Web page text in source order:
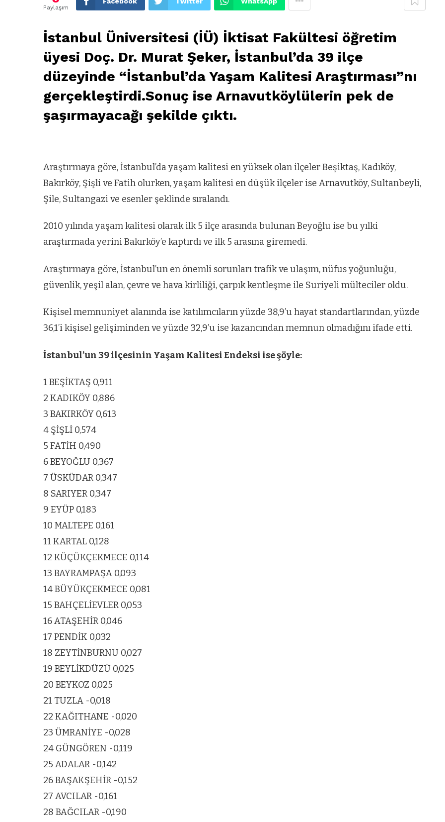
Paylaşım
İstanbul Üniversitesi (İÜ) İktisat Fakültesi öğretim
üyesi Doç. Dr. Murat Şeker, İstanbul’da 39 ilçe
düzeyinde “İstanbul’da Yaşam Kalitesi Araştırması”nı
gerçekleştirdi.Sonuç ise Arnavutköylülerin pek de
şaşırmayacağı şekilde çıktı.
Araştırmaya göre, İstanbul’da yaşam kalitesi en yüksek olan ilçeler Beşiktaş, Kadıköy,
Bakırköy, Şişli ve Fatih olurken, yaşam kalitesi en düşük ilçeler ise Arnavutköy, Sultanbeyli,
Şile, Sultangazi ve esenler şeklinde sıralandı.
2010 yılında yaşam kalitesi olarak ilk 5 ilçe arasında bulunan Beyoğlu ise bu yılki
araştırmada yerini Bakırköy’e kaptırdı ve ilk 5 arasına giremedi.
Araştırmaya göre, İstanbul’un en önemli sorunları trafik ve ulaşım, nüfus yoğunluğu,
güvenlik, yeşil alan, çevre ve hava kirliliği, çarpık kentleşme ile Suriyeli mülteciler oldu.
Kişisel memnuniyet alanında ise katılımcıların yüzde 38,9’u hayat standartlarından, yüzde
36,1’i kişisel gelişiminden ve yüzde 32,9’u ise kazancından memnun olmadığını ifade etti.
İstanbul’un 39 ilçesinin Yaşam Kalitesi Endeksi ise şöyle:
1 BEŞİKTAŞ 0,911
2 KADIKÖY 0,886
3 BAKIRKÖY 0,613
4 ŞİŞLİ 0,574
5 FATİH 0,490
6 BEYOĞLU 0,367
7 ÜSKÜDAR 0,347
8 SARIYER 0,347
9 EYÜP 0,183
10 MALTEPE 0,161
11 KARTAL 0,128
12 KÜÇÜKÇEKMECE 0,114
13 BAYRAMPAŞA 0,093
14 BÜYÜKÇEKMECE 0,081
15 BAHÇELİEVLER 0,053
16 ATAŞEHİR 0,046
17 PENDİK 0,032
18 ZEYTİNBURNU 0,027
19 BEYLİKDÜZÜ 0,025
20 BEYKOZ 0,025
21 TUZLA -0,018
22 KAĞITHANE -0,020
23 ÜMRANİYE -0,028
24 GÜNGÖREN -0,119
25 ADALAR -0,142
26 BAŞAKŞEHİR -0,152
27 AVCILAR -0,161
28 BAĞCILAR -0,190
ve
Arnavutköy’ün
nüfusu 2024
344.868’e ulaştı